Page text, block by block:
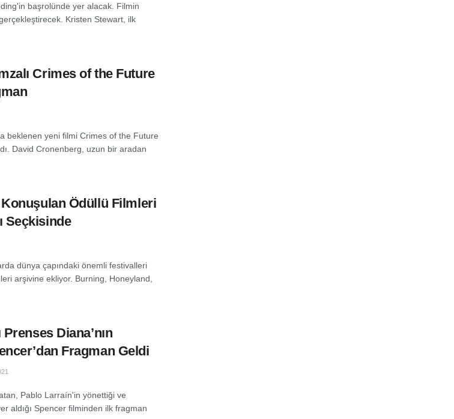
başrolünde yer alacak. Filmin
Kristen Stewart, ilk
Crimes of the Future
beklenen yeni filmi Crimes of the Future
David Cronenberg, uzun bir aradan
Konuşulan Ödüllü Filmleri
Seçkisinde
dünya çapındaki önemli festivalleri
arşivine ekliyor. Burning, Honeyland,
Diana’nın
Fragman Geldi
Pablo Larraín'in yönettiği ve
aldığı Spencer filminden ilk fragman